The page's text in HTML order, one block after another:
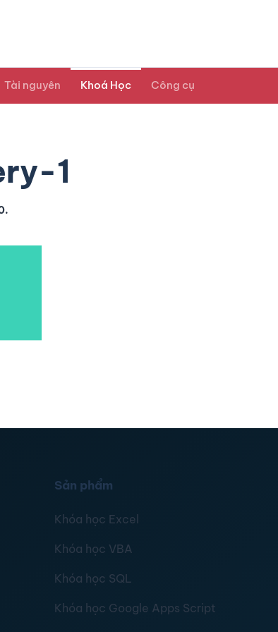
Tài nguyên Khoá Học Công cụ
1
.
Sản phẩm
Khóa học Excel
Khóa học VBA
Khóa học SQL
Khóa học Google Apps Script